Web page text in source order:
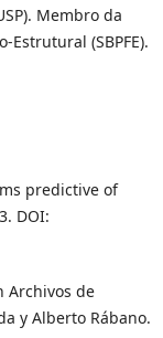
Membro da
(SBPFE).
predictive of
DOI:
Archivos de
y Alberto Rábano.